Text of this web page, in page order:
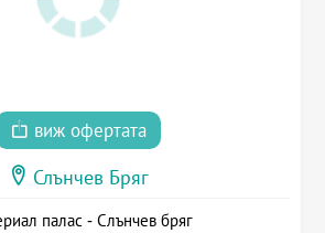
виж офертата
Слънчев Бряг
палас - Слънчев бряг